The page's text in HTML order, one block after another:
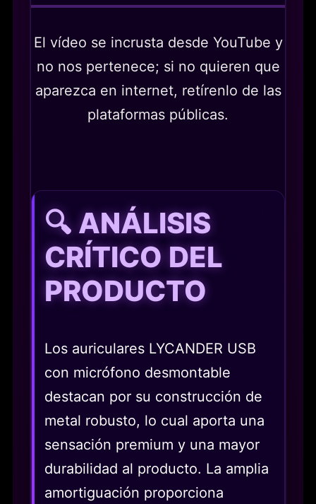
El vídeo se incrusta desde YouTube y
no nos pertenece; si no quieren que
aparezca en internet, retírenlo de las
plataformas públicas.
🔍 ANÁLISIS
CRÍTICO DEL
PRODUCTO
Los auriculares LYCANDER USB
con micrófono desmontable
destacan por su construcción de
metal robusto, lo cual aporta una
sensación premium y una mayor
durabilidad al producto. La amplia
amortiguación proporciona